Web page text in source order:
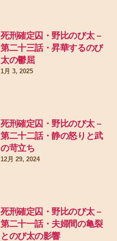
死刑確定囚・野比のび太 –
第二十三話・昇華するのび
太の鬱屈
1月 3, 2025
死刑確定囚・野比のび太 –
第二十二話・静の怒りと武
の苛立ち
12月 29, 2024
死刑確定囚・野比のび太 –
第二十一話・夫婦間の亀裂
とのび太の影響